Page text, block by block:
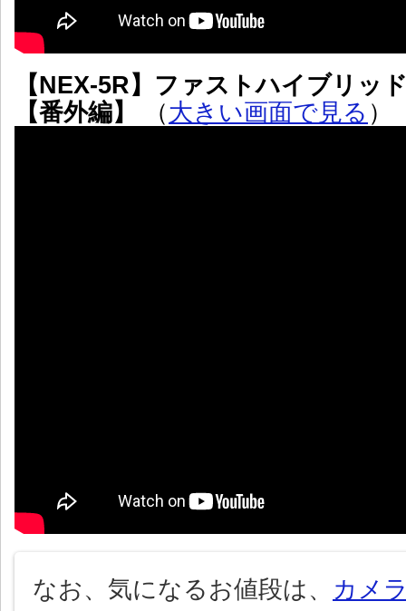
【NEX-5R】ファストハイブリッ
【番外編】
（大きい画面で見る ）
なお、気になるお値段は、 カメ